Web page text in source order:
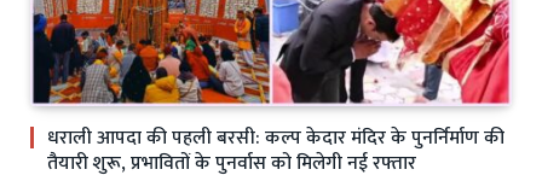
धराली आपदा की पहली बरसी: कल्प केदार मंदिर के पुनर्निर्माण की
तैयारी शुरू, प्रभावितों के पुनर्वास को मिलेगी नई रफ्तार